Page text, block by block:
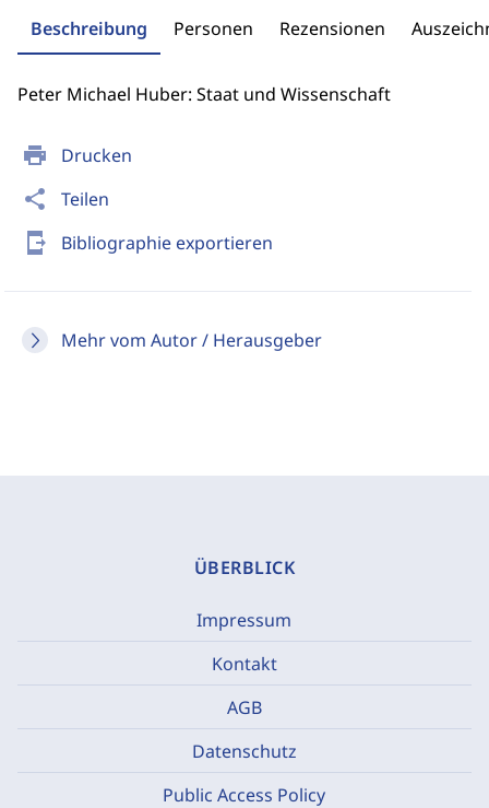
print Drucken
share Teilen
send_to_mobile Bibliographie exportieren
Mehr vom Autor / Herausgeber
Beschreibung Personen Rezensionen
Peter Michael Huber: Staat und Wissenschaft
ÜBERBLICK
Impressum
Kontakt
AGB
Datenschutz
Public Access Policy